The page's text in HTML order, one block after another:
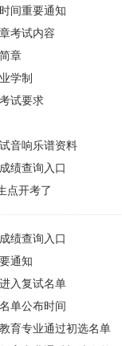
间重要通知
考试内容
章
学制
试要求
音响乐谱资料
绩查询入口
点开考了
绩查询入口
通知
入复试名单
单公布时间
育专业通过初选名单